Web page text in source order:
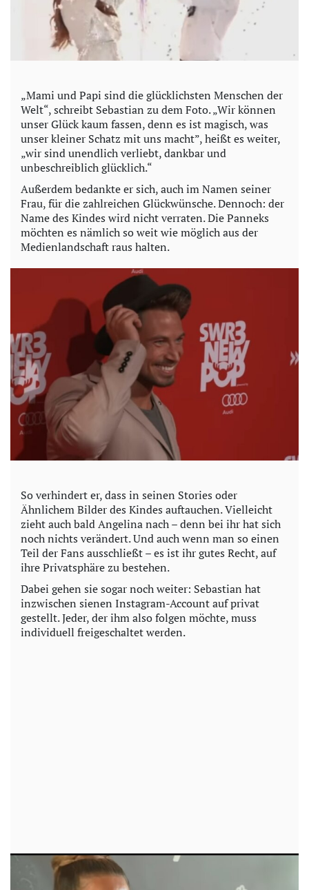
d
e
„Mami und Papi sind die glücklichsten Menschen der
Welt“, schreibt Sebastian zu dem Foto. „Wir können
unser Glück kaum fassen, denn es ist magisch, was
unser kleiner Schatz mit uns macht”, heißt es weiter,
„wir sind unendlich verliebt, dankbar und
unbeschreiblich glücklich.“
Außerdem bedankte er sich, auch im Namen seiner
Frau, für die zahlreichen Glückwünsche. Dennoch: der
Name des Kindes wird nicht verraten. Die Panneks
möchten es nämlich so weit wie möglich aus der
Medienlandschaft raus halten.
So verhindert er, dass in seinen Stories oder
Ähnlichem Bilder des Kindes auftauchen. Vielleicht
zieht auch bald Angelina nach – denn bei ihr hat sich
noch nichts verändert. Und auch wenn man so einen
Teil der Fans ausschließt – es ist ihr gutes Recht, auf
ihre Privatsphäre zu bestehen.
Dabei gehen sie sogar noch weiter: Sebastian hat
inzwischen sienen Instagram-Account auf privat
gestellt. Jeder, der ihm also folgen möchte, muss
individuell freigeschaltet werden.